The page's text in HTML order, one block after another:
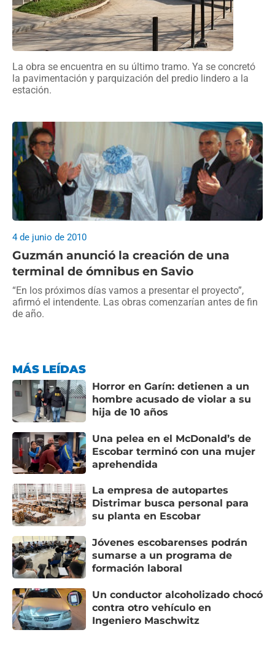
La obra se encuentra en su último tramo. Ya se concretó
la pavimentación y parquización del predio lindero a la
estación.
Guzmán anunció la creación de una
terminal de ómnibus en Savio
4 de junio de 2010
“En los próximos días vamos a presentar el proyecto”,
afirmó el intendente. Las obras comenzarían antes de fin
de año.
MÁS LEÍDAS
Horror en Garín: detienen a un
hombre acusado de violar a su
hija de 10 años
Una pelea en el McDonald’s de
Escobar terminó con una mujer
aprehendida
La empresa de autopartes
Distrimar busca personal para
su planta en Escobar
Jóvenes escobarenses podrán
sumarse a un programa de
formación laboral
Un conductor alcoholizado chocó
contra otro vehículo en
Ingeniero Maschwitz